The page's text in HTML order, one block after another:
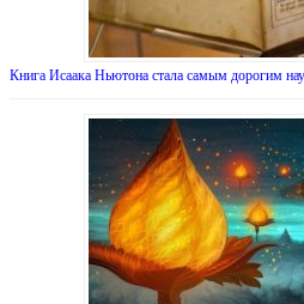
Книга Исаака Ньютона стала самым дорогим